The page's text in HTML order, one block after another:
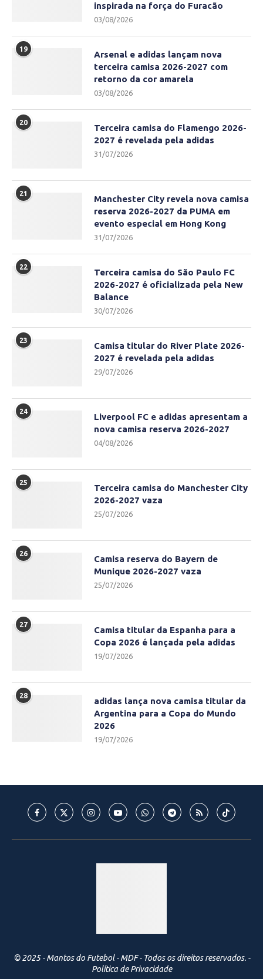
inspirada na força do Furacão
03/08/2026
19
Arsenal e adidas lançam nova
terceira camisa 2026-2027 com
retorno da cor amarela
03/08/2026
20
Terceira camisa do Flamengo 2026-
2027 é revelada pela adidas
31/07/2026
21
Manchester City revela nova camisa
reserva 2026-2027 da PUMA em
evento especial em Hong Kong
31/07/2026
22
Terceira camisa do São Paulo FC
2026-2027 é oficializada pela New
Balance
30/07/2026
23
Camisa titular do River Plate 2026-
2027 é revelada pela adidas
29/07/2026
24
Liverpool FC e adidas apresentam a
nova camisa reserva 2026-2027
04/08/2026
25
Terceira camisa do Manchester City
2026-2027 vaza
25/07/2026
26
Camisa reserva do Bayern de
Munique 2026-2027 vaza
25/07/2026
27
Camisa titular da Espanha para a
Copa 2026 é lançada pela adidas
19/07/2026
28
adidas lança nova camisa titular da
Argentina para a Copa do Mundo
2026
19/07/2026
© 2025 - Mantos do Futebol - MDF - Todos os direitos reservados. -
Política de Privacidade